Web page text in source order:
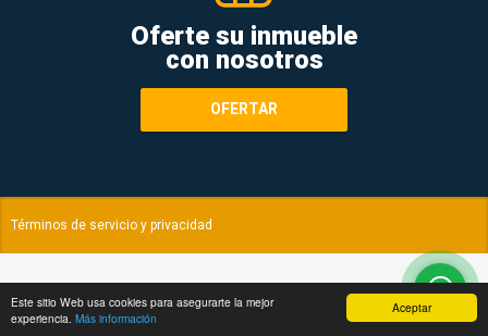
Aceptar
Este sitio Web usa cookies para asegurarte la mejor
experiencia. Más información
Oferte su inmueble
con nosotros
OFERTAR
Términos de servicio y privacidad